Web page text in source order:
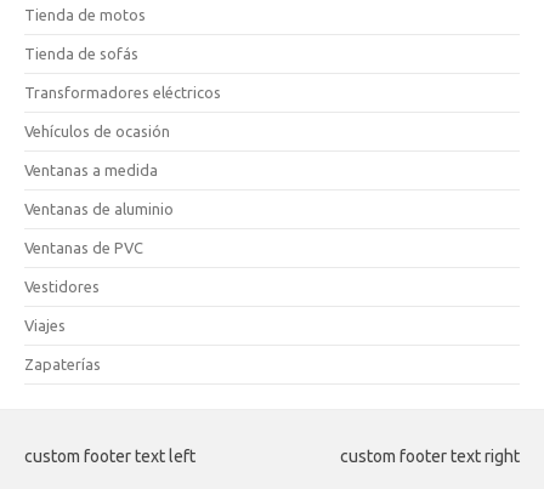
Tienda de motos
Tienda de sofás
Transformadores eléctricos
Vehículos de ocasión
Ventanas a medida
Ventanas de aluminio
Ventanas de PVC
Vestidores
Viajes
Zapaterías
custom footer text left custom footer text right